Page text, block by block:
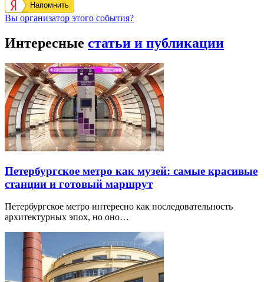
Напомнить
Вы организатор этого события?
Интересные статьи и публикации
Петербургское метро как музей: самые красивые
станции и готовый маршрут
Петербургское метро интересно как последовательность
архитектурных эпох, но оно…